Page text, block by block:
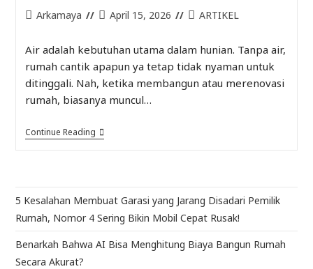
Arkamaya April 15, 2026 ARTIKEL
Air adalah kebutuhan utama dalam hunian. Tanpa air,
rumah cantik apapun ya tetap tidak nyaman untuk
ditinggali. Nah, ketika membangun atau merenovasi
rumah, biasanya muncul…
Continue Reading
5 Kesalahan Membuat Garasi yang Jarang Disadari Pemilik
Rumah, Nomor 4 Sering Bikin Mobil Cepat Rusak!
Benarkah Bahwa AI Bisa Menghitung Biaya Bangun Rumah
Secara Akurat?